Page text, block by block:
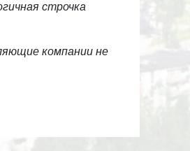
строчка
компании не